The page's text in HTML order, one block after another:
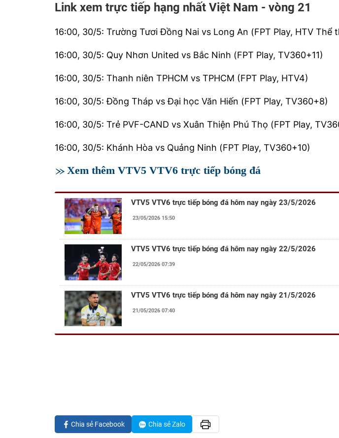
Link xem trực tiếp hạng nhất Việt Nam - vòng 21
16:00, 30/5: Trường Tươi Đồng Nai vs Long An (FPT Play, HTV Thể
16:00, 30/5: Quy Nhơn United vs Bắc Ninh (FPT Play, TV360+11)
16:00, 30/5: Thanh niên TPHCM vs TPHCM (FPT Play, HTV4)
16:00, 30/5: Đồng Tháp vs Đại học Văn Hiến (FPT Play, TV360+8)
16:00, 30/5: Trẻ PVF-CAND vs Xuân Thiện Phú Thọ (FPT Play,
16:00, 30/5: Khánh Hòa vs Quảng Ninh (FPT Play, TV360+10)
Xem thêm VTV5 VTV6 trực tiếp bóng đá
VTV5 VTV6 trực tiếp bóng đá hôm nay ngày 23/5/2026
23/05/2026 15:50
VTV5 VTV6 trực tiếp bóng đá hôm nay ngày 22/5/2026
22/05/2026 07:39
VTV5 VTV6 trực tiếp bóng đá hôm nay ngày 21/5/2026
21/05/2026 07:40
Chia sẻ Facebook Chia sẻ Zalo